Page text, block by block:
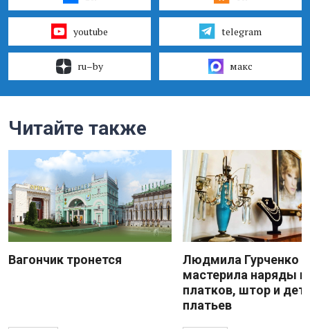
youtube telegram
ru–by макс
Читайте также
Вагончик тронется
Людмила Гурченко
мастерила наряды
платков, штор и
платьев